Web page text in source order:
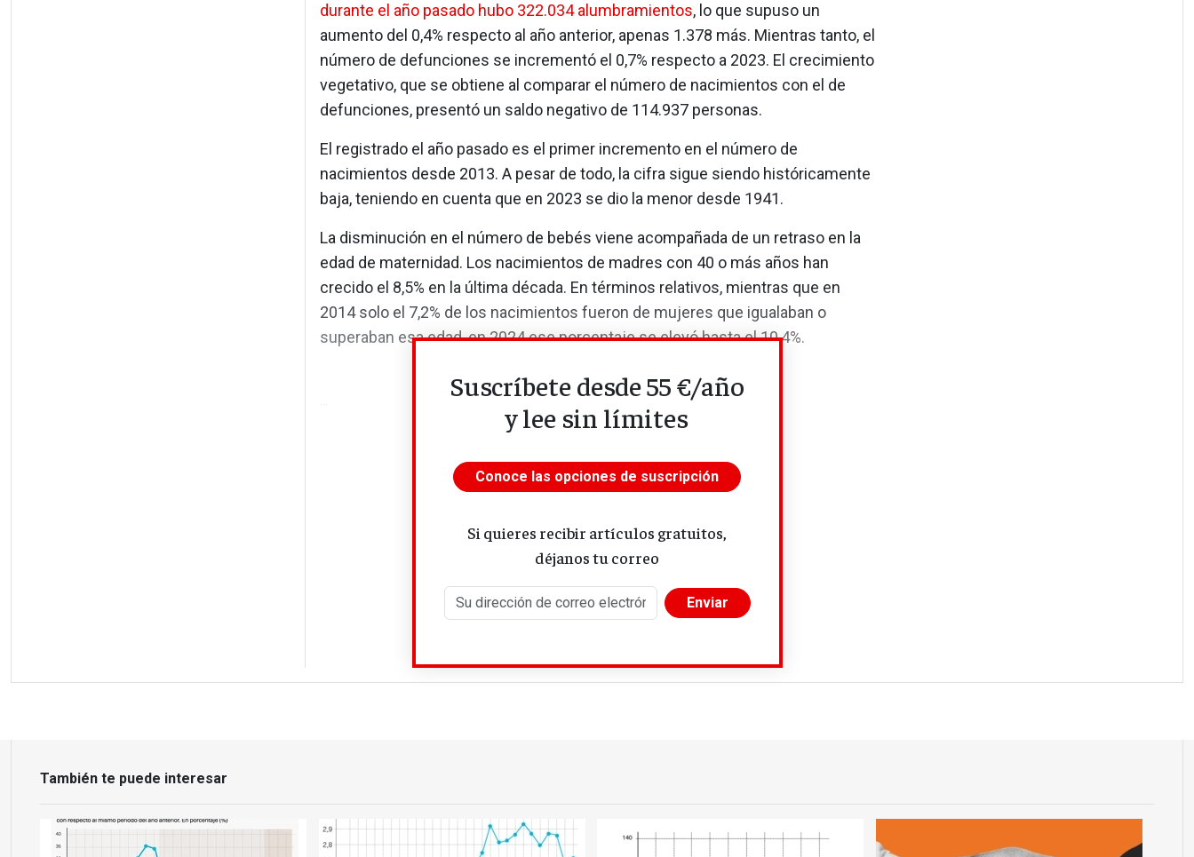
durante el año pasado hubo 322.034 alumbramientos, lo que supuso un
aumento del 0,4% respecto al año anterior, apenas 1.378 más. Mientras tanto, el
número de defunciones se incrementó el 0,7% respecto a 2023. El crecimiento
vegetativo, que se obtiene al comparar el número de nacimientos con el de
defunciones, presentó un saldo negativo de 114.937 personas.
El registrado el año pasado es el primer incremento en el número de
nacimientos desde 2013. A pesar de todo, la cifra sigue siendo históricamente
baja, teniendo en cuenta que en 2023 se dio la menor desde 1941.
La disminución en el número de bebés viene acompañada de un retraso en la
edad de maternidad. Los nacimientos de madres con 40 o más años han
crecido el 8,5% en la última década. En términos relativos, mientras que en
2014 solo el 7,2% de los nacimientos fueron de mujeres que igualaban o
superaban esa edad, en 2024 ese porcentaje se elevó hasta el 10,4%.
Suscríbete desde 55 €/año
y lee sin límites
Conoce las opciones de suscripción
Si quieres recibir artículos gratuitos,
déjanos tu correo
También te puede interesar